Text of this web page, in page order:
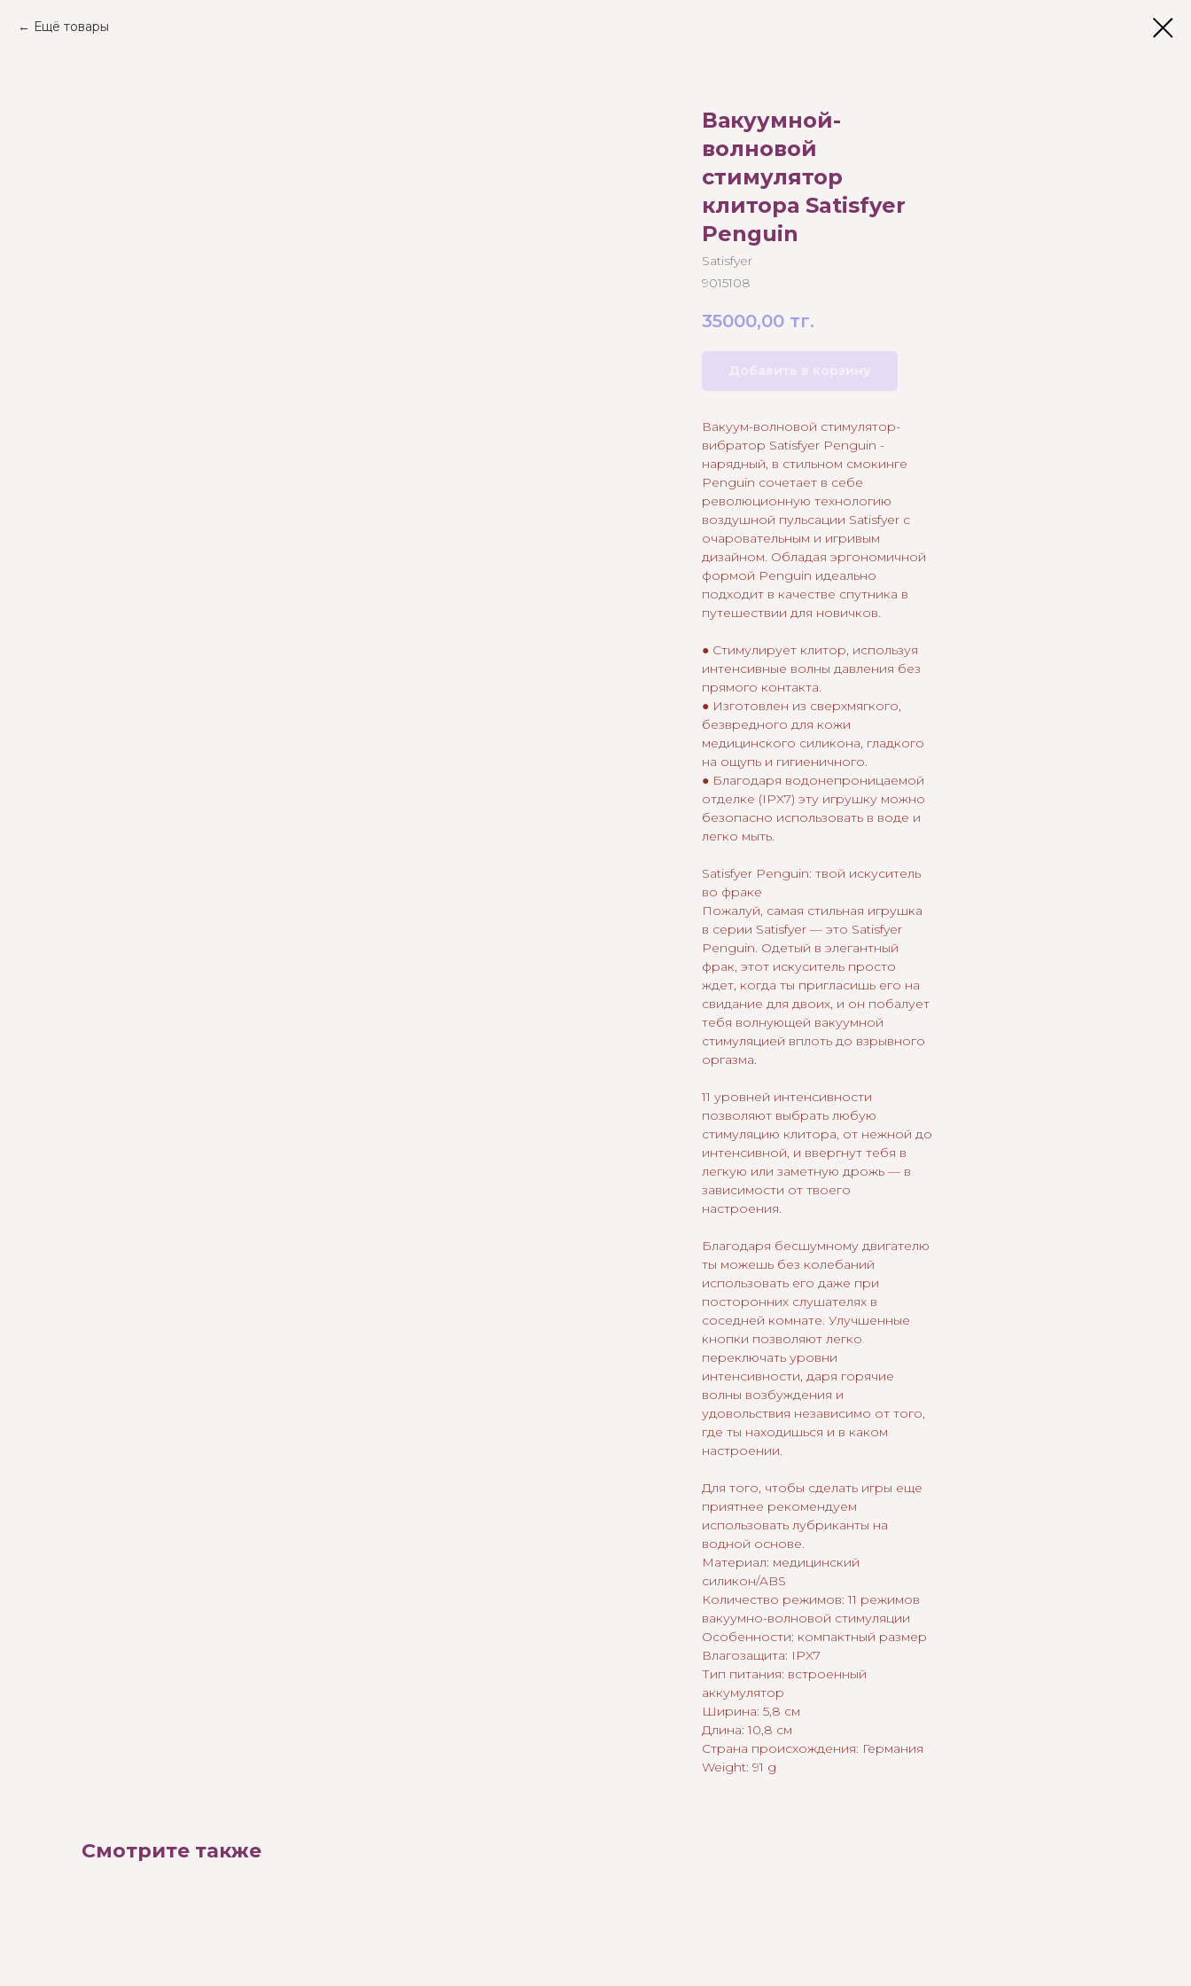
Ещё товары
Вакуумной-
волновой
стимулятор
клитора Satisfyer
Penguin
Satisfyer
9015108
35000,00 тг.
Вакуум-волновой стимулятор-
вибратор Satisfyer Penguin -
нарядный, в стильном смокинге
Penguin сочетает в себе
революционную технологию
воздушной пульсации Satisfyer с
очаровательным и игривым
дизайном. Обладая эргономичной
формой Penguin идеально
подходит в качестве спутника в
путешествии для новичков.
● Стимулирует клитор, используя
интенсивные волны давления без
прямого контакта.
● Изготовлен из сверхмягкого,
безвредного для кожи
медицинского силикона, гладкого
на ощупь и гигиеничного.
● Благодаря водонепроницаемой
отделке (IPX7) эту игрушку можно
безопасно использовать в воде и
легко мыть.
Satisfyer Penguin: твой искуситель
во фраке
Пожалуй, самая стильная игрушка
в серии Satisfyer — это Satisfyer
Penguin. Одетый в элегантный
фрак, этот искуситель просто
ждет, когда ты пригласишь его на
свидание для двоих, и он побалует
тебя волнующей вакуумной
стимуляцией вплоть до взрывного
оргазма.
11 уровней интенсивности
позволяют выбрать любую
стимуляцию клитора, от нежной до
интенсивной, и ввергнут тебя в
легкую или заметную дрожь — в
зависимости от твоего
настроения.
Благодаря бесшумному двигателю
ты можешь без колебаний
использовать его даже при
посторонних слушателях в
соседней комнате. Улучшенные
кнопки позволяют легко
переключать уровни
интенсивности, даря горячие
волны возбуждения и
удовольствия независимо от того,
где ты находишься и в каком
настроении.
Для того, чтобы сделать игры еще
приятнее рекомендуем
использовать лубриканты на
водной основе.
Материал: медицинский
силикон/ABS
Количество режимов: 11 режимов
вакуумно-волновой стимуляции
Особенности: компактный размер
Влагозащита: IPX7
Тип питания: встроенный
аккумулятор
Ширина: 5,8 см
Длина: 10,8 см
Страна происхождения: Германия
Weight: 91 g
Смотрите также